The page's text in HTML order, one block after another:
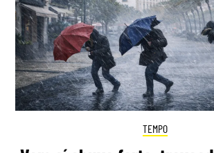
TEMPO